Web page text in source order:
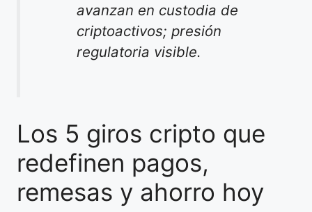
avanzan en custodia de
criptoactivos; presión
regulatoria visible.
Los 5 giros cripto que
redefinen pagos,
remesas y ahorro hoy